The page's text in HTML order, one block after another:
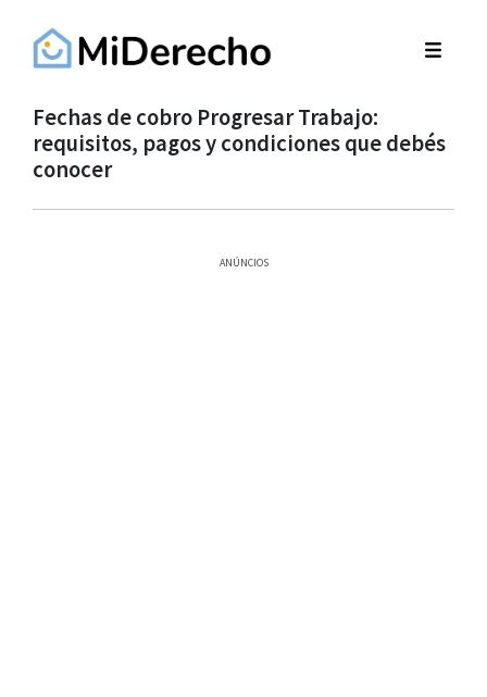
Fechas de cobro Progresar Trabajo:
requisitos, pagos y condiciones que debés
conocer
ANÚNCIOS